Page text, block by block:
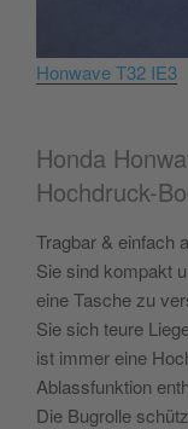
Honwave T32 IE3
Honda
Hochdruck-
Tragbar & einfach
Sie sind kompakt
eine Tasche zu
Sie sich teure
ist immer eine
Ablassfunktion
Die Bugrolle